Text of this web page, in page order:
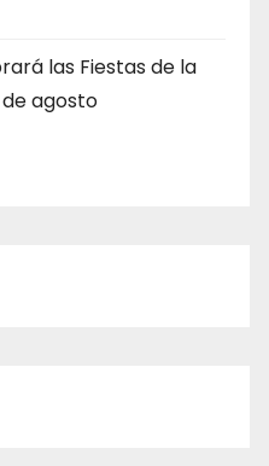
las Fiestas de la
de agosto